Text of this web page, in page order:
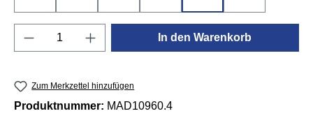
Produkt Anzahl: Gib den gewünschten
In den Warenkorb
Zum Merkzettel hinzufügen
Produktnummer: MAD10960.4